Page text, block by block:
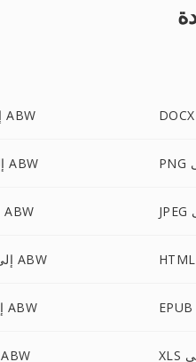
PDF إلى ABW
DOC إلى ABW
RTF إلى ABW
WEBP إلى ABW
TIFF إلى ABW
GIF إلى ABW